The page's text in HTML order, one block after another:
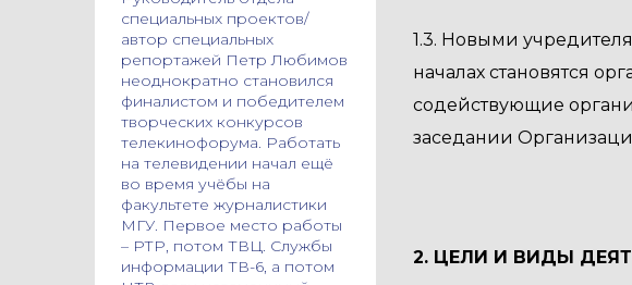
1.3. Новыми
началах становятся
содействующие
заседании
2. ЦЕЛИ И ВИДЫ
специальных проектов/
автор специальных
репортажей Петр Любимов
неоднократно становился
финалистом и победителем
творческих конкурсов
телекинофорума. Работать
на телевидении начал ещё
во время учёбы на
факультете журналистики
МГУ. Первое место работы
– РТР, потом ТВЦ. Службы
информации ТВ-6, а потом